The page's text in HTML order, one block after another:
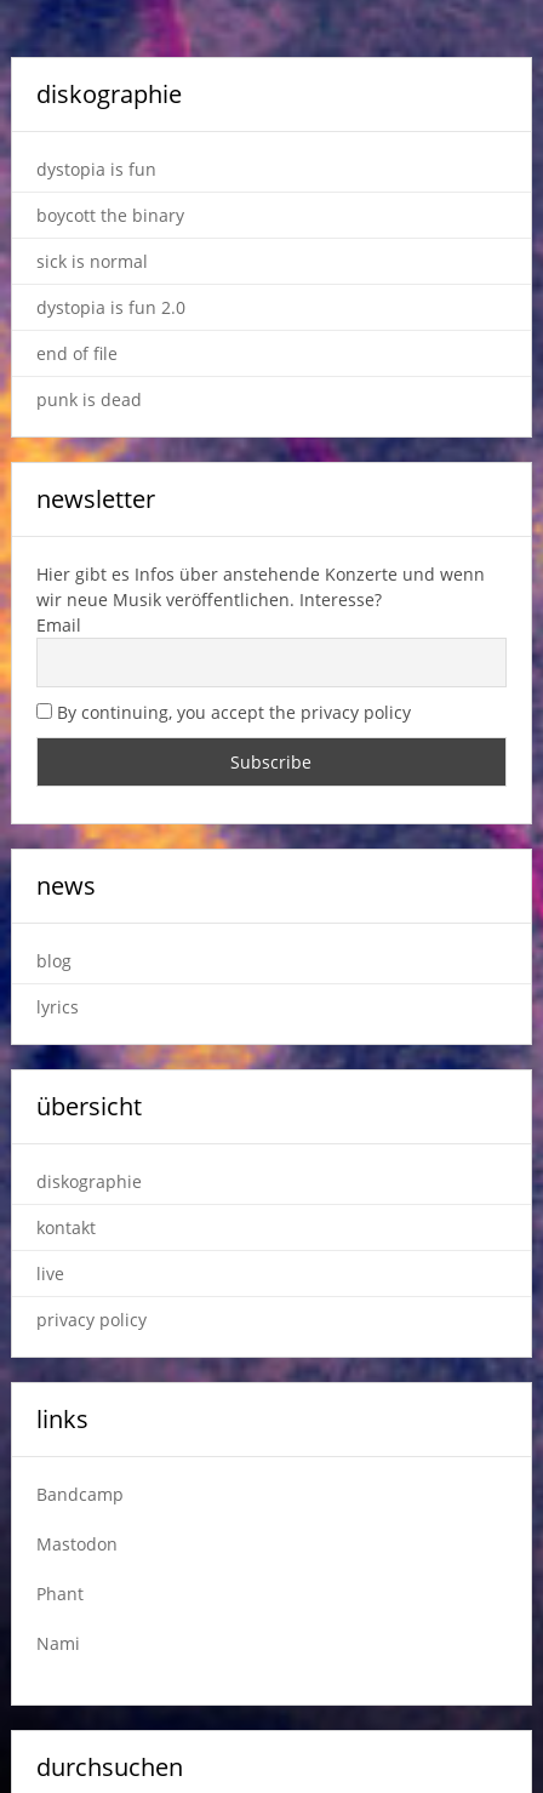
diskographie
dystopia is fun
boycott the binary
sick is normal
dystopia is fun 2.0
end of file
punk is dead
newsletter
Hier gibt es Infos über anstehende Konzerte und wenn
wir neue Musik veröffentlichen. Interesse?
Email
By continuing, you accept the privacy policy
news
blog
lyrics
übersicht
diskographie
kontakt
live
privacy policy
links
Bandcamp
Mastodon
Phant
Nami
durchsuchen